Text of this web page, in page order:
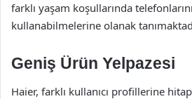
farklı yaşam koşullarında
kullanabilmelerine olanak
Geniş Ürün Yelpazesi
Haier, farklı kullanıcı profillerine